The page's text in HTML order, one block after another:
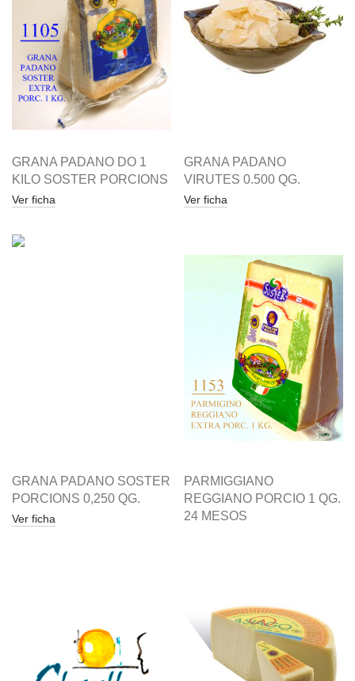
GRANA PADANO DO 1
KILO SOSTER PORCIONS
Ver ficha
GRANA PADANO
VIRUTES 0.500 QG.
Ver ficha
GRANA PADANO SOSTER
PORCIONS 0,250 QG.
Ver ficha
PARMIGGIANO
REGGIANO PORCIO 1 QG.
24 MESOS